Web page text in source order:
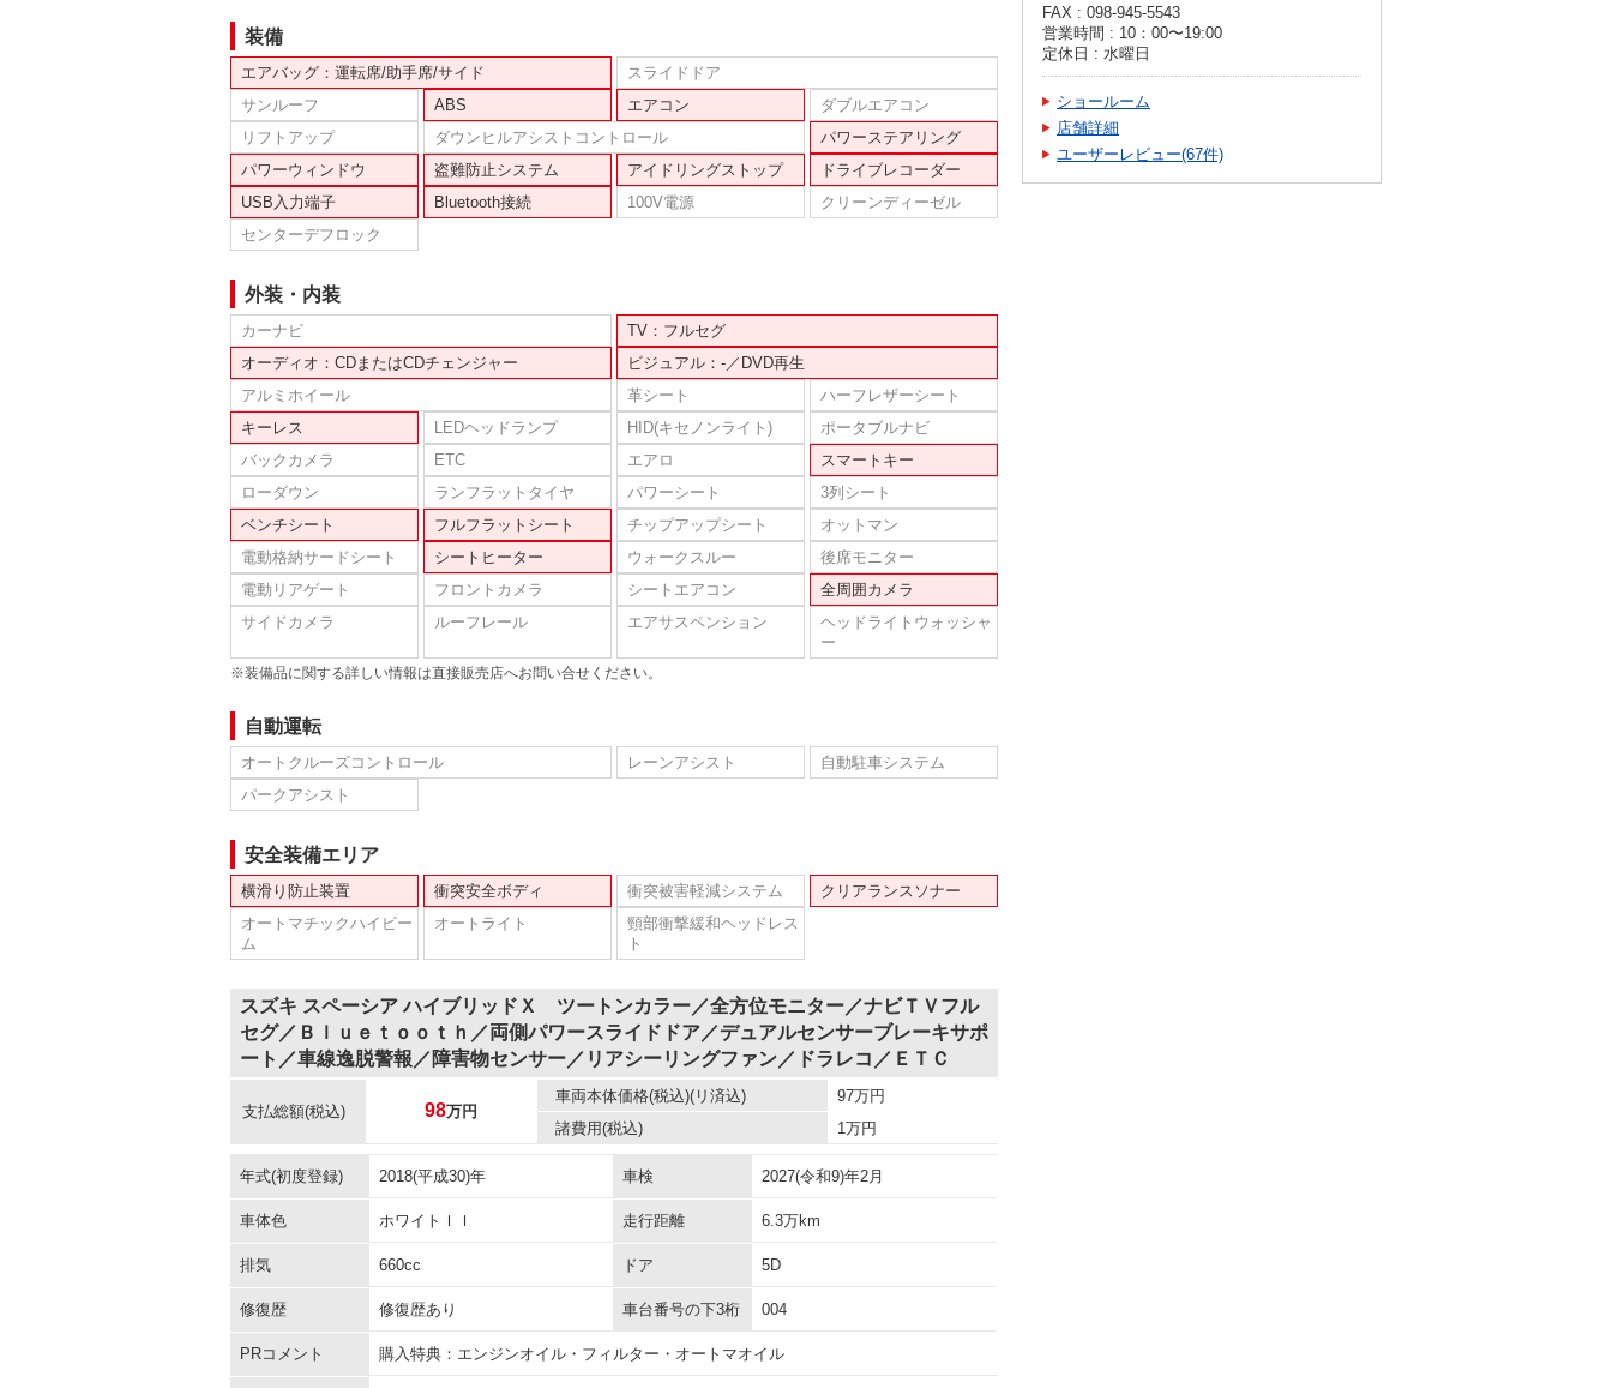
装備
エアバッグ：運転席/助手席/サイド
スライドドア
サンルーフ
ABS エアコン
ダブルエアコン
リフトアップ
ダウンヒルアシストコントロール
パワーステアリング
パワーウィンドウ
盗難防止システム アイドリングストップ
ドライブレコーダー
USB入力端子
Bluetooth接続 100V電源
クリーンディーゼル
センターデフロック
外装・内装
カーナビ
TV：フルセグ
オーディオ：CDまたはCDチェンジャー
ビジュアル：-／DVD再生
アルミホイール
革シート
ハーフレザーシート
キーレス
LEDヘッドランプ HID(キセノンライト)
ポータブルナビ
バックカメラ
ETC エアロ
スマートキー
ローダウン
ランフラットタイヤ パワーシート
3列シート
ベンチシート
フルフラットシート チップアップシート
オットマン
電動格納サードシート
シートヒーター ウォークスルー
後席モニター
電動リアゲート
フロントカメラ シートエアコン
全周囲カメラ
サイドカメラ
ルーフレール エアサスペンション
ヘッドライトウォッシャ
ー
※装備品に関する詳しい情報は直接販売店へお問い合せください。
自動運転
オートクルーズコントロール レーンアシスト
自動駐車システム
パークアシスト
安全装備エリア
横滑り防止装置 衝突安全ボディ 衝突被害軽減システム
クリアランスソナー
オートマチックハイビー
ム
オートライト
頸部衝撃緩和ヘッドレス
ト
スズキ スペーシア ハイブリッドＸ ツートンカラー／全方位モニター／ナビＴＶフル
セグ／Ｂｌｕｅｔｏｏｔｈ／両側パワースライドドア／デュアルセンサーブレーキサポ
ート／車線逸脱警報／障害物センサー／リアシーリングファン／ドラレコ／ＥＴＣ
支払総額(税込) 98万円
車両本体価格(税込)(リ済込) 97万円
諸費用(税込) 1万円
年式(初度登録) 2018(平成30)年 車検 2027(令和9)年2月
車体色 ホワイトＩＩ 走行距離 6.3万km
排気 660cc ドア 5D
修復歴 修復歴あり 車台番号の下3桁 004
PRコメント 購入特典：エンジンオイル・フィルター・オートマオイル
FAX : 098-945-5543
営業時間 : 10：00〜19:00
定休日 : 水曜日
ショールーム
店舗詳細
ユーザーレビュー(67件)